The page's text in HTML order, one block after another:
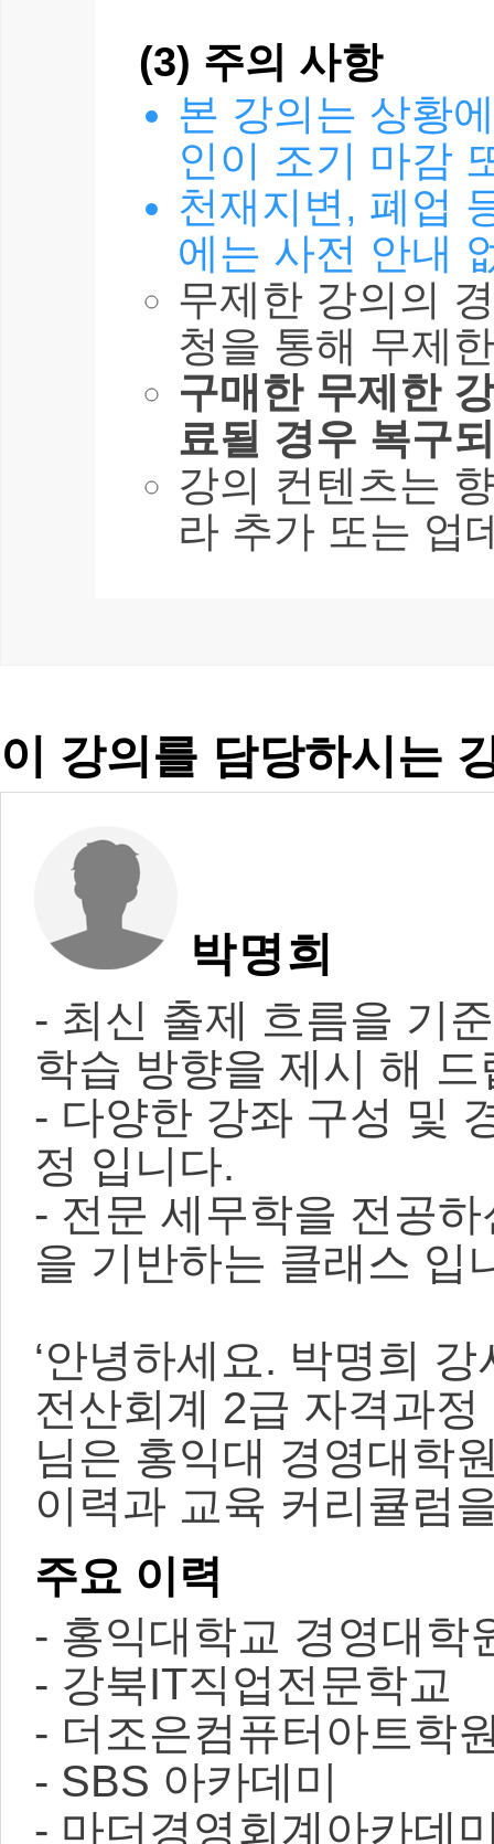
(3) 주의 사항
본 강의는 상황
인이 조기 마감
천재지변, 폐업
에는 사전 안내
무제한 강의의
청을 통해 무제
구매한 무제한
료될 경우 복구
강의 컨텐츠는
라 추가 또는 업
이 강의를 담당하시는
박명희
- 최신 출제 흐름을 기
학습 방향을 제시 해 드
- 다양한 강좌 구성 및
정 입니다.
- 전문 세무학을 전공
을 기반하는 클래스 입
‘안녕하세요. 박명희 강
전산회계 2급 자격과
님은 홍익대 경영대학
이력과 교육 커리큘럼
주요 이력
- 홍익대학교 경영대학
- 강북IT직업전문학교
- 더조은컴퓨터아트학
- SBS 아카데미
- 마더경영회계아카데